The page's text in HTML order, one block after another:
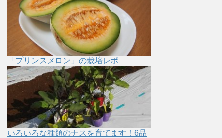
「プリンスメロン」の栽培レポ
いろいろな種類のナスを育てます！6品